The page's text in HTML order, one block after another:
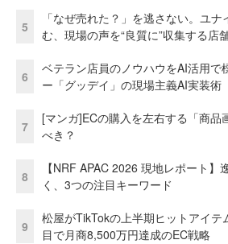
5
「なぜ売れた？」を逃さない。ユ
む、現場の声を“良質に”収集する店
6
ベテラン店員のノウハウをAI活用で
ー「グッデイ」の現場主義AI実装術
7
[マンガ]ECの購入を左右する「商品
べき？
8
【NRF APAC 2026 現地レポート】
く、3つの注目キーワード
9
松屋がTikTokの上半期ヒットアイテ
目で月商8,500万円達成のEC戦略